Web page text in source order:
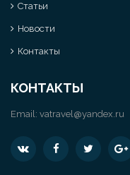
Статьи
Новости
Контакты
КОНТАКТЫ
Email: vatravel@yandex.ru